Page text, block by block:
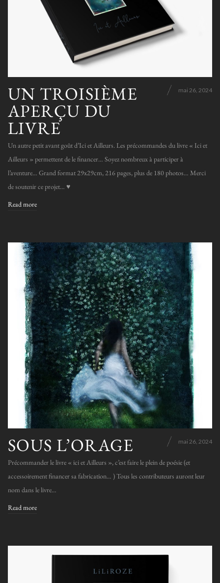
UN TROISIÈME
APERÇU DU
LIVRE
mai 26, 2024
Un autre petit avant goût d’Ici et Ailleurs. Les précommandes du livre « Ici et
Ailleurs » permettent de le financer… Soyez nombreux à participer à
l’aventure… Grand format 29x29cm, 216 pages, plus de 180 photos… Merci
de soutenir ce projet… ♥️
Read more
SOUS L’ORAGE mai 26, 2024
Précommander le livre « ici et Ailleurs », c’est faire le plein de poésie (et
accessoirement financer sa fabrication… ) Tous les contributeurs auront leur
nom dans le livre…
Read more